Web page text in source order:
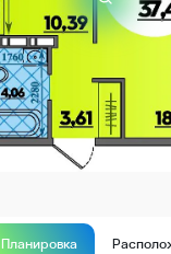
Планировка